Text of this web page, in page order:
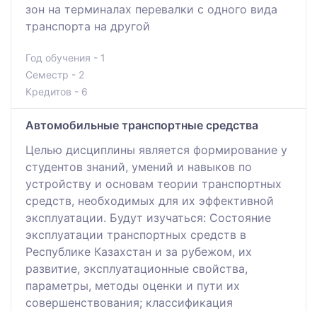
зон на терминалах перевалки с одного вида
транспорта на другой
Год обучения - 1
Семестр - 2
Кредитов - 6
Автомобильные транcпортные средства
Целью дисциплины является формирование у
студентов знаний, умений и навыков по
устройству и основам теории транспортных
средств, необходимых для их эффективной
эксплуатации. Будут изучаться: Состояние
эксплуатации транспортных средств в
Республике Казахстан и за рубежом, их
развитие, эксплуатационные свойства,
параметры, методы оценки и пути их
совершенствования; классификация